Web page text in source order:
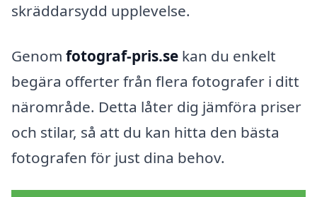
skräddarsydd upplevelse.
Genom fotograf-pris.se kan du enkelt
begära offerter från flera fotografer i ditt
närområde. Detta låter dig jämföra priser
och stilar, så att du kan hitta den bästa
fotografen för just dina behov.